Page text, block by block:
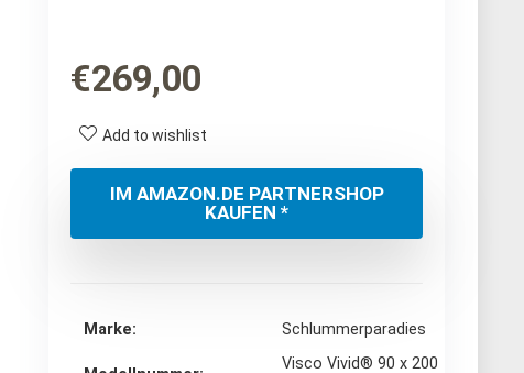
€269,00
Add to wishlist
IM AMAZON.DE PARTNERSHOP
KAUFEN *
Marke ‎Schlummerparadies
‎Visco Vivid® 90 x 200